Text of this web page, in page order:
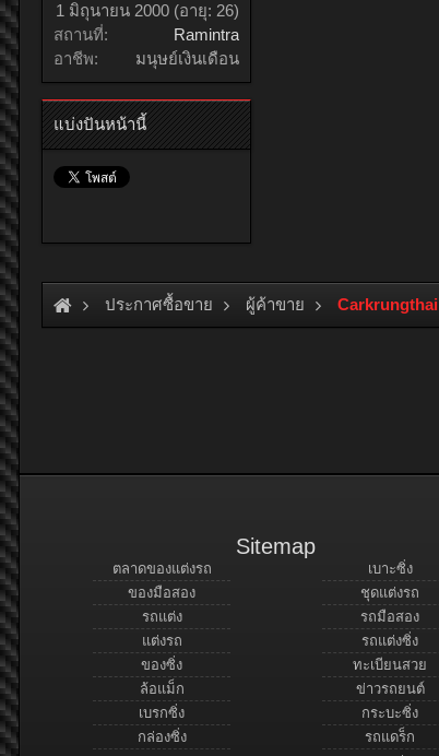
1 มิถุนายน 2000 (อายุ: 26)
สถานที่:
Ramintra
อาชีพ:
มนุษย์เงินเดือน
แบ่งปันหน้านี้
ประกาศซื้อขาย ผู้ค้าขาย Carkrungthai
Sitemap
ตลาดของแต่งรถ
ของมือสอง
รถแต่ง
แต่งรถ
ของซิ่ง
ล้อแม็ก
เบรกซิ่ง
กล่องซิ่ง
เบาะซิ่ง
ชุดแต่งรถ
รถมือสอง
รถแต่งซิ่ง
ทะเบียนสวย
ข่าวรถยนต์
กระบะซิ่ง
รถแดร็ก